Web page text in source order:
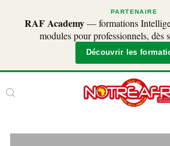
PARTENAIRE
RAF Academy— formations
modules pour professionnels, dès
Découvrir les